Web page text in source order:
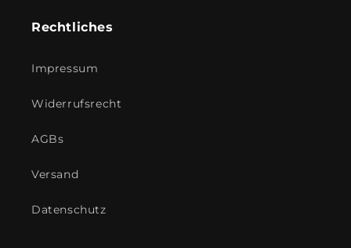
Rechtliches
Impressum
Widerrufsrecht
AGBs
Versand
Datenschutz